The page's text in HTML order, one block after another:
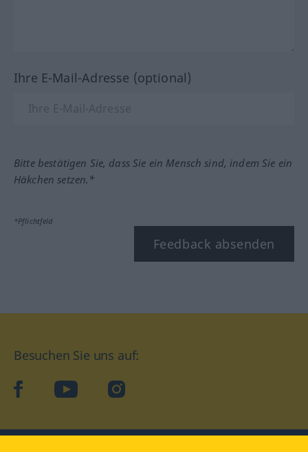
Ihre E-Mail-Adresse (optional)
Bitte bestätigen Sie, dass Sie ein Mensch sind, indem Sie ein
Häkchen setzen.*
*Pflichtfeld
Feedback absenden
Besuchen Sie uns auf:
facebookYouTube Instagram